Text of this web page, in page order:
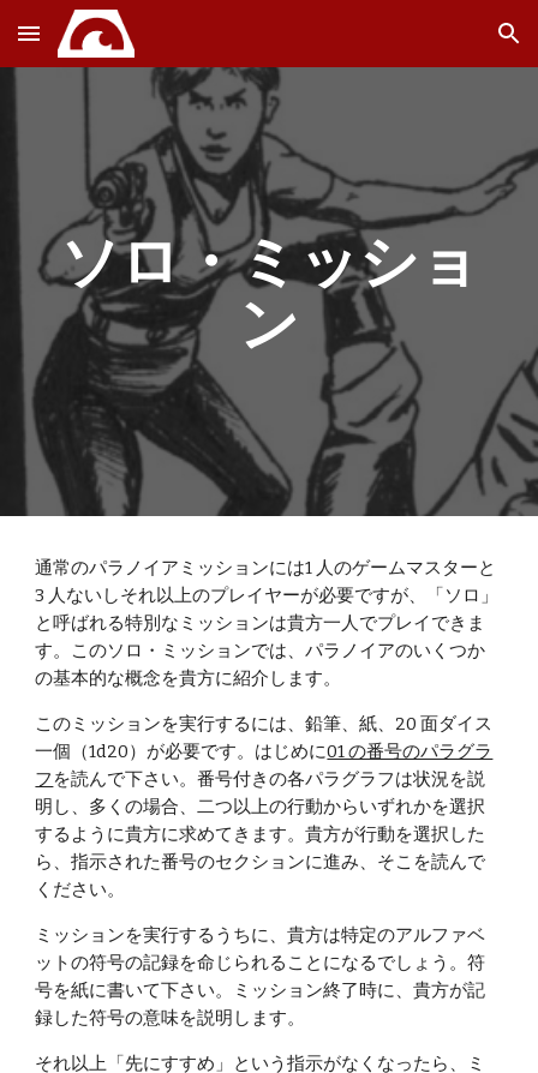
Skip to main content Skip to navigation
ソロ・ミッショ
ン
通常のパラノイアミッションには1 人のゲームマスターと
3 人ないしそれ以上のプレイヤーが必要ですが、「ソロ」
と呼ばれる特別なミッションは貴方一人でプレイできま
す。このソロ・ミッションでは、パラノイアのいくつか
の基本的な概念を貴方に紹介します。
このミッションを実行するには、鉛筆、紙、20 面ダイス
一個（1d20）が必要です。はじめに01 の番号のパラグラ
フ を読んで下さい。番号付きの各パラグラフは状況を説
明し、多くの場合、二つ以上の行動からいずれかを選択
するように貴方に求めてきます。貴方が行動を選択した
ら、指示された番号のセクションに進み、そこを読んで
ください。
ミッションを実行するうちに、貴方は特定のアルファベ
ットの符号の記録を命じられることになるでしょう。符
号を紙に書いて下さい。ミッション終了時に、貴方が記
録した符号の意味を説明します。
それ以上「先にすすめ」という指示がなくなったら、ミ